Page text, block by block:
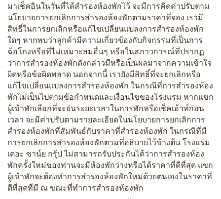
มาเช็คอินในวันที่ได้สำรองห้องพักไว้ จะมีการคิดค่าปรับตาม
นโยบายการยกเลิกการสำรองห้องพักตามราคาที่จอง เรามี
สิทธิ์ในการยกเลิกหรือแก้ไขเปลี่ยนแปลงการสำรองห้องพัก
ใดๆ หากพบว่าลูกค้ามีความเกี่ยวข้องกับกิจกรรมที่เป็นการ
ฉ้อโกงหรือที่ไม่เหมาะสมอื่นๆ หรือในสภาวการณ์ที่ปรากฏ
ว่าการสำรองห้องพักดังกล่าวมีหรือเป็นผลมาจากความเข้าใจ
ผิดหรือข้อผิดพลาด นอกจากนี้ เรายังมีสิทธิ์ที่จะยกเลิกหรือ
แก้ไขเปลี่ยนแปลงการสำรองห้องพัก ในกรณีที่การสำรองห้อง
พักไม่เป็นไปตามข้อกำหนดและเงื่อนไขของโรงแรม หากแขก
ผู้เข้าพักเลือกที่จะย่นระยะเวลาในการพักหรือเช็คเอ้าท์ก่อน
เวลา จะมีค่าปรับตามรายละเอียดในนโยบายการยกเลิกการ
สำรองห้องพักที่สัมพันธ์กับราคาที่สำรองห้องพัก ในกรณีที่มี
การยกเลิกการสำรองห้องพักตามที่อธิบายไว้ข้างต้น โรงแรม
เดอะ ซาน์ย กรุ้ป ไม่สามารถรับประกันได้ว่าการสำรองห้อง
พักครั้งใหม่ของท่านจะมีห้องพักว่างหรือได้ราคาที่ดีที่สุด แขก
ผู้เข้าพักจะต้องทำการสำรองห้องพักใหม่ด้วยตนเองในราคาที่
ดีที่สุดที่มี ณ ขณะที่ทำการสำรองห้องพัก